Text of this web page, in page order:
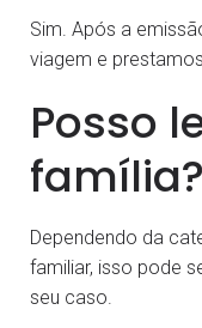
Sim. Após a
viagem e
Posso
família?
Dependendo da
familiar, isso pode
seu caso.